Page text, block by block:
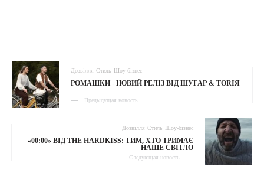
Дозвілля Стиль Шоу-бізнес
РОМАШКИ - НОВИЙ РЕЛІЗ ВІД ШУГАР & TORIЯ
Предыдущая новость
Дозвілля Стиль Шоу-бізнес
«00:00» ВІД THE HARDKISS: ТИМ, ХТО ТРИМАЄ
НАШЕ СВІТЛО
Следующая новость